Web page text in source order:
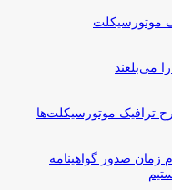
موتورسیکلت
می‌بلعند
ترافیک موتورسیکلت‌ها
زمان صدور گواهینامه